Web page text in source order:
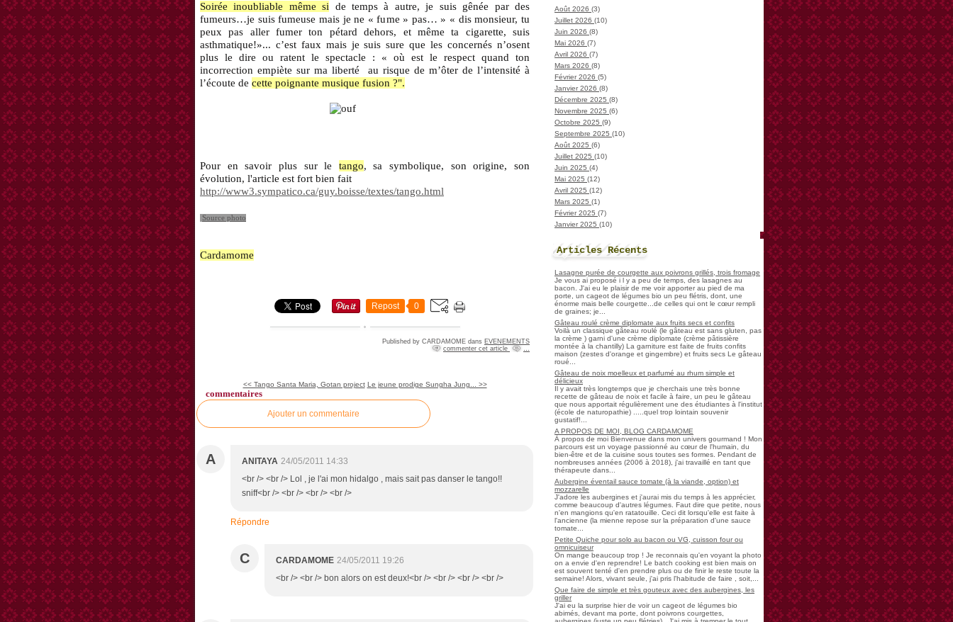
Soirée inoubliable même si de temps à autre, je suis gênée par des
fumeurs…je suis fumeuse mais je ne « fume » pas… » « dis monsieur, tu
peux pas aller fumer ton pétard dehors, et même ta cigarette, suis
asthmatique!»... c’est faux mais je suis sure que les concernés n’osent
plus le dire ou ratent le spectacle : « où est le respect quand ton
incorrection empiète sur ma liberté au risque de m’ôter de l’intensité à
l’écoute de cette poignante musique fusion ?".
Pour en savoir plus sur le tango, sa symbolique, son origine, son
évolution, l'article est fort bien fait
http://www3.sympatico.ca/guy.boisse/textes/tango.html
Source photo
Cardamome
Repost 0
Published by CARDAMOME dans EVENEMENTS
commenter cet article
…
<< Tango Santa Maria, Gotan project Le jeune prodige Sungha Jung... >>
commentaires
Ajouter un commentaire
A ANITAYA 24/05/2011 14:33
<br /> <br /> Lol , je l'ai mon hidalgo , mais sait pas danser le tango!!
sniff<br /> <br /> <br /> <br />
Répondre
C CARDAMOME 24/05/2011 19:26
<br /> <br /> bon alors on est deux!<br /> <br /> <br /> <br />
Août 2026 (3)
Juillet 2026 (10)
Juin 2026 (8)
Mai 2026 (7)
Avril 2026 (7)
Mars 2026 (8)
Février 2026 (5)
Janvier 2026 (8)
Décembre 2025 (8)
Novembre 2025 (6)
Octobre 2025 (9)
Septembre 2025 (10)
Août 2025 (6)
Juillet 2025 (10)
Juin 2025 (4)
Mai 2025 (12)
Avril 2025 (12)
Mars 2025 (1)
Février 2025 (7)
Janvier 2025 (10)
Articles Récents
Lasagne purée de courgette aux poivrons grillés, trois fromage
Je vous ai proposé i l y a peu de temps, des lasagnes au
bacon. J'ai eu le plaisir de me voir apporter au pied de ma
porte, un cageot de légumes bio un peu flétris, dont, une
énorme mais belle courgette...de celles qui ont le cœur rempli
de graines; je...
Gâteau roulé crème diplomate aux fruits secs et confits
Voilà un classique gâteau roulé (le gâteau est sans gluten, pas
la crème ) garni d'une crème diplomate (crème pâtissière
montée à la chantilly) La garniture est faite de fruits confits
maison (zestes d'orange et gingembre) et fruits secs Le gâteau
roué...
Gâteau de noix moelleux et parfumé au rhum simple et
délicieux
Il y avait très longtemps que je cherchais une très bonne
recette de gâteau de noix et facile à faire, un peu le gâteau
que nous apportait régulièrement une des étudiantes à l'institut
(école de naturopathie) .....quel trop lointain souvenir
gustatif!...
A PROPOS DE MOI, BLOG CARDAMOME
À propos de moi Bienvenue dans mon univers gourmand ! Mon
parcours est un voyage passionné au cœur de l'humain, du
bien-être et de la cuisine sous toutes ses formes. Pendant de
nombreuses années (2006 à 2018), j'ai travaillé en tant que
thérapeute dans...
Aubergine éventail sauce tomate (à la viande, option) et
mozzarelle
J'adore les aubergines et j'aurai mis du temps à les apprécier,
comme beaucoup d'autres légumes. Faut dire que petite, nous
n'en mangions qu'en ratatouille. Ceci dit lorsqu'elle est faite à
l'ancienne (la mienne repose sur la préparation d'une sauce
tomate...
Petite Quiche pour solo au bacon ou VG, cuisson four ou
omnicuiseur
On mange beaucoup trop ! Je reconnais qu'en voyant la photo
on a envie d'en reprendre! Le batch cooking est bien mais on
est souvent tenté d'en prendre plus ou de finir le reste toute la
semaine! Alors, vivant seule, j'ai pris l'habitude de faire , soit,...
Que faire de simple et très gouteux avec des aubergines, les
griller
J'ai eu la surprise hier de voir un cageot de légumes bio
abimés, devant ma porte, dont poivrons courgettes,